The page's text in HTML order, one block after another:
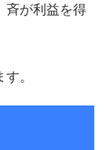
斉が利益を得
。